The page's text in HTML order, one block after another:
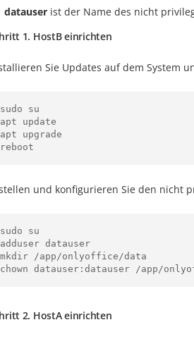
datauser ist der Name des nicht
1. HostB einrichten
Sie Updates auf dem System
sudo su
apt update
apt upgrade
und konfigurieren Sie den nicht
sudo su
adduser datauser
mkdir /app/onlyoffice/data
2. HostA einrichten